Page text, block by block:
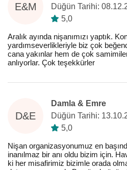
E&M
Düğün Tarihi:
5,0
Aralık ayında nişanımızı yaptık.
yardımseverlikleriyle biz çok
cana yakınlar hem de çok
anlıyorlar. Çok teşekkürler
D&E
Damla & Emre
Düğün Tarihi:
5,0
Nişan organizasyonumuz en
inanılmaz bir anı oldu bizim için.
ki her misafirimiz bizimle orada